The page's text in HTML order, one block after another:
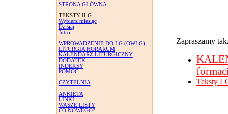
STRONA GŁÓWNA
TEKSTY ILG
Wybierz miesiąc
Dzisiaj
Jutro
WPROWADZENIE DO LG (OWLG)
LITURGIA HORARUM
KALENDARZ LITURGICZNY
DODATEK
INDEKSY
POMOC
CZYTELNIA
ANKIETA
LINKI
WASZE LISTY
CO NOWEGO?
Zapraszamy
Teksty